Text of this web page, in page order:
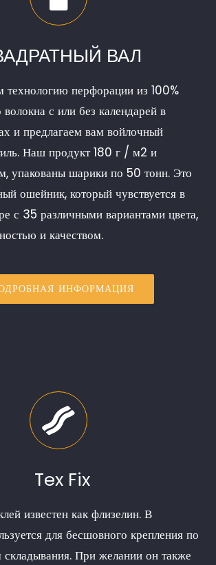
ВАЛ
перфорации из 100%
волокна с или без календарей в
и предлагаем вам войлочный
Наш продукт 180 г / м2 и
упакованы шарики по 50 тонн. Это
ошейник, который чувствуется в
с 35 различными вариантами цвета,
и качеством.
ИНФОРМАЦИЯ
Tex Fix
известен как флизелин. В
для бесшовного крепления по
При желании он также